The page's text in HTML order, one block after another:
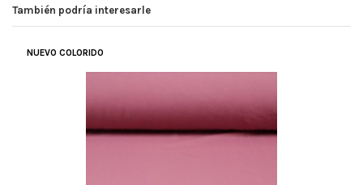
También podría interesarle
NUEVO COLORIDO